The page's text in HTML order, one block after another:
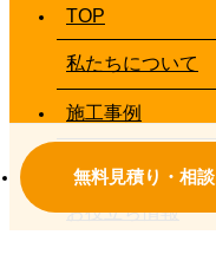
無料見積り・相談
TOP
私たちについて
施工事例
お客様の声一覧
お役立ち情報